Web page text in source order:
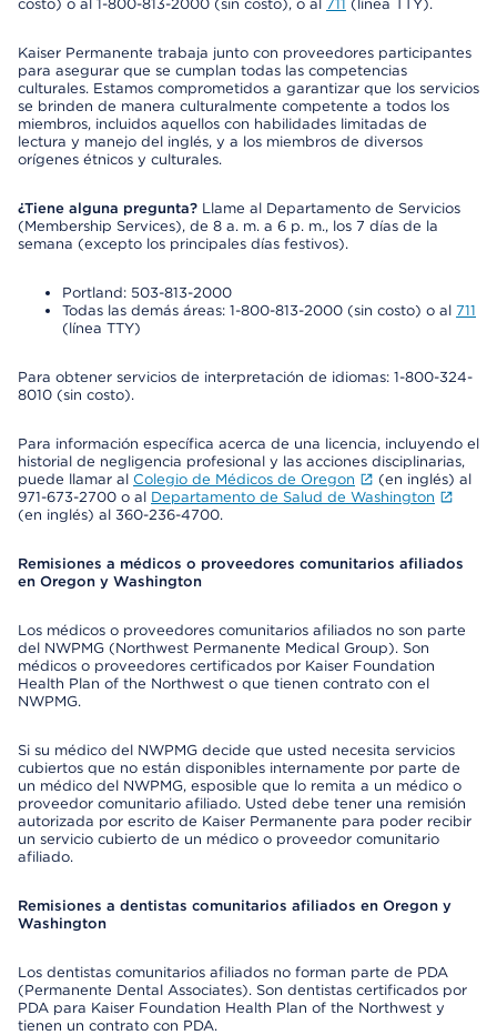
costo) o al 1-800-813-2000 (sin costo), o al 711 (línea TTY).
Kaiser Permanente trabaja junto con proveedores participantes
para asegurar que se cumplan todas las competencias
culturales. Estamos comprometidos a garantizar que los servicios
se brinden de manera culturalmente competente a todos los
miembros, incluidos aquellos con habilidades limitadas de
lectura y manejo del inglés, y a los miembros de diversos
orígenes étnicos y culturales.
¿Tiene alguna pregunta? Llame al Departamento de Servicios
(Membership Services), de 8 a. m. a 6 p. m., los 7 días de la
semana (excepto los principales días festivos).
Portland: 503-813-2000
Todas las demás áreas: 1-800-813-2000 (sin costo) o al 711
(línea TTY)
Para obtener servicios de interpretación de idiomas: 1-800-324-
8010 (sin costo).
Para información específica acerca de una licencia, incluyendo el
historial de negligencia profesional y las acciones disciplinarias,
puede llamar al Colegio de Médicos de Oregon
(en inglés) al
971-673-2700 o al Departamento de Salud de Washington
(en inglés) al 360-236-4700.
Remisiones a médicos o proveedores comunitarios afiliados
en Oregon y Washington
Los médicos o proveedores comunitarios afiliados no son parte
del NWPMG (Northwest Permanente Medical Group). Son
médicos o proveedores certificados por Kaiser Foundation
Health Plan of the Northwest o que tienen contrato con el
NWPMG.
Si su médico del NWPMG decide que usted necesita servicios
cubiertos que no están disponibles internamente por parte de
un médico del NWPMG, esposible que lo remita a un médico o
proveedor comunitario afiliado. Usted debe tener una remisión
autorizada por escrito de Kaiser Permanente para poder recibir
un servicio cubierto de un médico o proveedor comunitario
afiliado.
Remisiones a dentistas comunitarios afiliados en Oregon y
Washington
Los dentistas comunitarios afiliados no forman parte de PDA
(Permanente Dental Associates). Son dentistas certificados por
PDA para Kaiser Foundation Health Plan of the Northwest y
tienen un contrato con PDA.